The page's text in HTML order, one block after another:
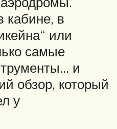
кабине, в
или
самые
и
обзор, который
у